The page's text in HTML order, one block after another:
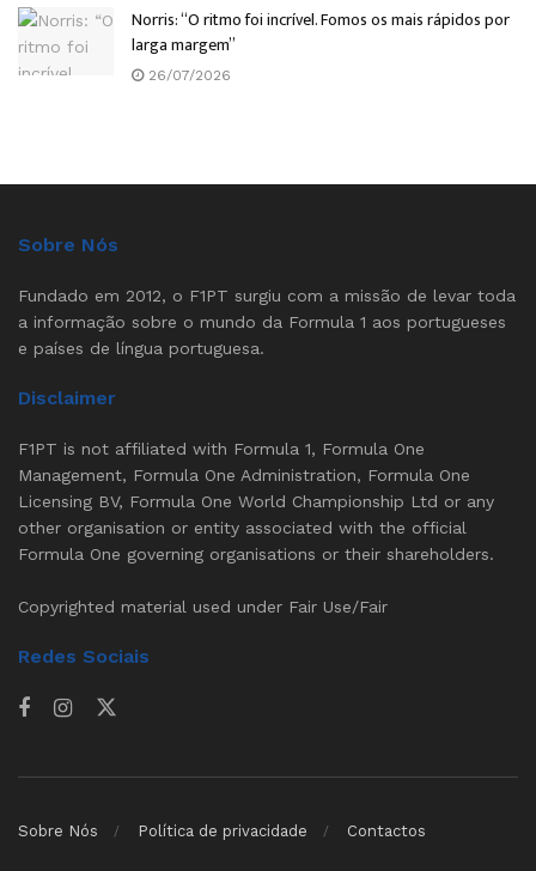
Norris: “O ritmo foi incrível. Fomos os mais rápidos por
larga margem”
26/07/2026
Sobre Nós
Fundado em 2012, o F1PT surgiu com a missão de levar toda
a informação sobre o mundo da Formula 1 aos portugueses
e países de língua portuguesa.
Disclaimer
F1PT is not affiliated with Formula 1, Formula One
Management, Formula One Administration, Formula One
Licensing BV, Formula One World Championship Ltd or any
other organisation or entity associated with the official
Formula One governing organisations or their shareholders.
Copyrighted material used under Fair Use/Fair
Redes Sociais
Sobre Nós Política de privacidade Contactos